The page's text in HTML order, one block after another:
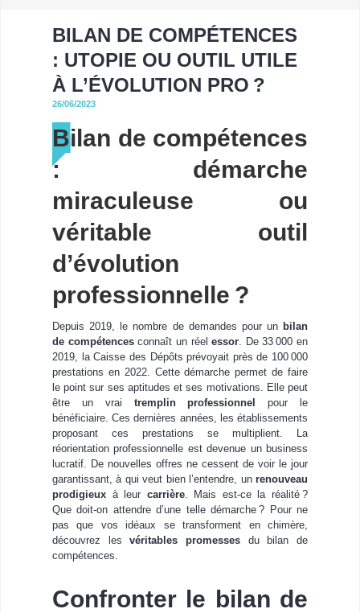
BILAN DE COMPÉTENCES
: UTOPIE OU OUTIL UTILE
À L’ÉVOLUTION PRO ?
26/06/2023
Bilan de compétences
: démarche
miraculeuse ou
véritable outil
d’évolution
professionnelle ?
Depuis 2019, le nombre de demandes pour un bilan
de compétencesconnaît un réelessor. De 33 000 en
2019, la Caisse des Dépôts prévoyait près de 100 000
prestations en 2022. Cette démarche permet de faire
le point sur ses aptitudes et ses motivations. Elle peut
être un vrai tremplin professionnel
pour le
bénéficiaire. Ces dernières années, les établissements
proposant ces prestations se multiplient. La
réorientation professionnelle est devenue un business
lucratif. De nouvelles offres ne cessent de voir le jour
garantissant, à qui veut bien l’entendre, un renouveau
prodigieux à leur carrière. Mais est-ce la réalité ?
Que doit-on attendre d’une telle démarche ? Pour ne
pas que vos idéaux se transforment en chimère,
découvrez lesvéritables promesses du bilan de
compétences.
Confronter le bilan de